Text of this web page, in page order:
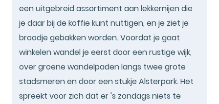
een uitgebreid assortiment aan lekkernijen die
je daar bij de koffie kunt nuttigen, en je ziet je
broodje gebakken worden. Voordat je gaat
winkelen wandel je eerst door een rustige wijk,
over groene wandelpaden langs twee grote
stadsmeren en door een stukje Alsterpark. Het
spreekt voor zich dat er 's zondags niets te